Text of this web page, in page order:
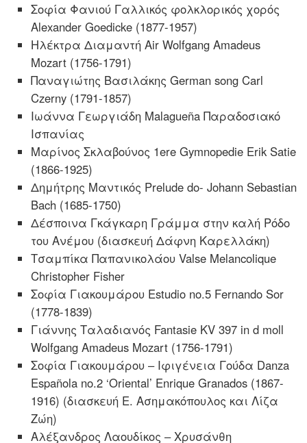
Σοφία Φανιού Γαλλικός φολκλορικός χορός
Alexander Goedicke (1877-1957)
Ηλέκτρα Διαμαντή Air Wolfgang Amadeus
Mozart (1756-1791)
Παναγιώτης Βασιλάκης German song Carl
Czerny (1791-1857)
Ιωάννα Γεωργιάδη Malagueña Παραδοσιακό
Ισπανίας
Μαρίνος Σκλαβούνος 1ere Gymnopedie Erik Satie
(1866-1925)
Δημήτρης Μαντικός Prelude do- Johann Sebastian
Bach (1685-1750)
Δέσποινα Γκάγκαρη Γράμμα στην καλή Ρόδο
του Ανέμου (διασκευή Δάφνη Καρελλάκη)
Τσαμπίκα Παπανικολάου Valse Melancolique
Christopher Fisher
Σοφία Γιακουμάρου Estudio no.5 Fernando Sor
(1778-1839)
Γιάννης Ταλαδιανός Fantasie KV 397 in d moll
Wolfgang Amadeus Mozart (1756-1791)
Σοφία Γιακουμάρου – Ιφιγένεια Γούδα Danza
Española no.2 ‘Oriental’ Enrique Granados (1867-
1916) (διασκευή Ε. Ασημακόπουλος και Λίζα
Ζώη)
Αλέξανδρος Λαουδίκος – Χρυσάνθη